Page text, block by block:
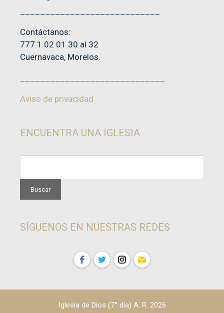
Contáctanos:
777 1 02 01 30 al 32
Cuernavaca, Morelos.
Aviso de privacidad
ENCUENTRA UNA IGLESIA
SÍGUENOS EN NUESTRAS REDES
Iglesia de Dios (7° día) A. R. 2026